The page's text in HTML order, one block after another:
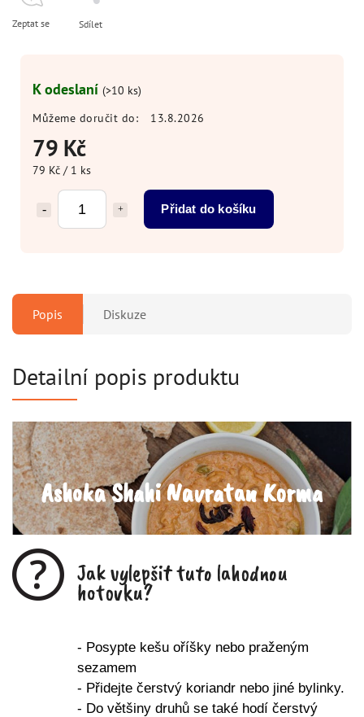
79 Kč
79 Kč / 1 ks
Přidat do košíku
K odeslaní (>10 ks)
Můžeme doručit do:
13.8.2026
Zeptat se Sdílet
Popis Diskuze
Detailní popis produktu
Ashoka Shahi Navratan Korma
Jak vylepšit tuto lahodnou
hotovku?
- Posypte kešu oříšky nebo praženým
sezamem
- Přidejte čerstvý koriandr nebo jiné bylinky.
- Do většiny druhů se také hodí čerstvý